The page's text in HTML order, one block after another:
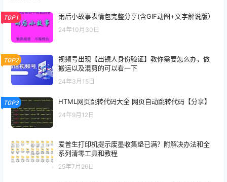
TOP1 雨后小故事表情包完整分享(含GIF动图+文字解说版）
24年10月30日
TOP2
视频号出现【出镜人身份验证】教你需要怎么办，做
搬运以及混剪的可以看一下
24年3月15日
TOP3 HTML网页跳转代码大全 网页自动跳转代码【分享】
24年9月12日
爱普生打印机提示废墨收集垫已满？附解决办法和全
系列清零工具和教程
25年7月26日